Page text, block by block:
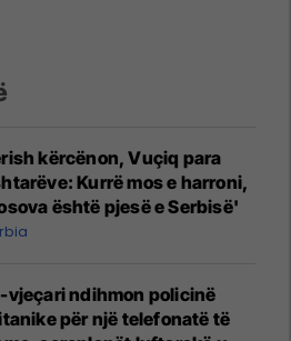
kërcënon, Vuçiq para
Kurrë mos e harroni,
është pjesë e Serbisë'
vjeçari ndihmon policinë
për një telefonatë të